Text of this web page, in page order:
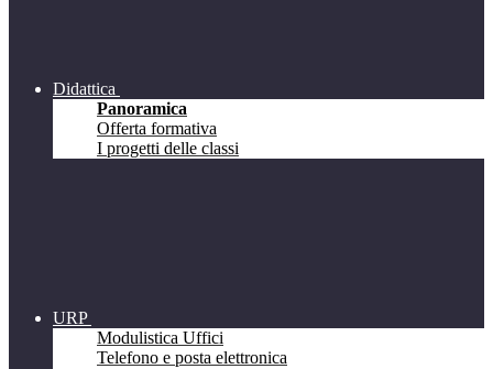
Didattica
Panoramica
Offerta formativa
I progetti delle classi
URP
Modulistica Uffici
Telefono e posta elettronica